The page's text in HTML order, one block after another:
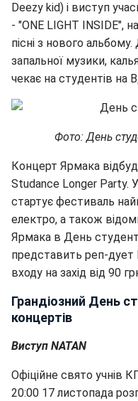
Deezy kid) і виступ
- "ONE LIGHT INSIDE",
пісні з нового
запальної музики,
чекає на студентів
Фото: День
Концерт Ярмака
Studance Longer Party.
стартує фестиваль
електро, а також
Ярмака в День
представить реп-дует
входу на захід від 90
Грандіозний День
концертів
Виступ NATAN
Офіційне свято учнів
20:00 17 листопада